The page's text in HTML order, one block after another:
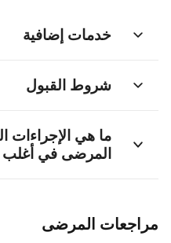
خدمات إضافية
شروط القبول
ما هي الإجراءات
المرضى في أغلب
مراجعات المرضى